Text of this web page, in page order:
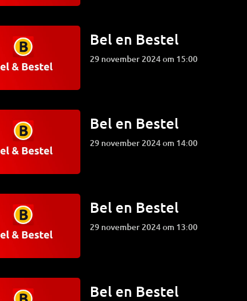
Bel en Bestel
29 november 2024 om 15:00
Bel en Bestel
29 november 2024 om 14:00
Bel en Bestel
29 november 2024 om 13:00
Bel en Bestel